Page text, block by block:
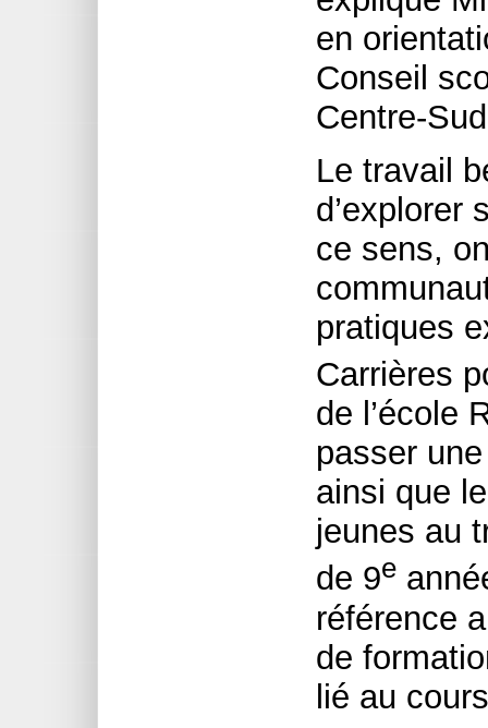
en
Conseil
Centre-
Le travail
d’explorer
ce sens,
pratiques
Carrières
de l’école
passer
ainsi que
jeunes au
de 9e
référence
de
lié au